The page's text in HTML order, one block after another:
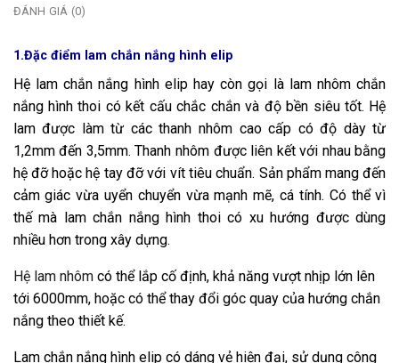
ĐÁNH GIÁ (0)
1.Đặc điểm lam chắn nắng hình elip
Hệ lam chắn nắng hình elip hay còn gọi là lam nhôm chắn
nắng hình thoi có kết cấu chắc chắn và độ bền siêu tốt. Hệ
lam được làm từ các thanh nhôm cao cấp có độ dày từ
1,2mm đến 3,5mm. Thanh nhôm được liên kết với nhau bằng
hệ đỡ hoặc hệ tay đỡ với vít tiêu chuẩn. Sản phẩm mang đến
cảm giác vừa uyển chuyển vừa mạnh mẽ, cá tính. Có thể vì
thế mà lam chắn nắng hình thoi có xu hướng được dùng
nhiều hơn trong xây dựng.
Hệ lam nhômcó thể lắp cố định, khả năng vượt nhịp lớn lên
tới 6000mm, hoặc có thể thay đổi góc quay của hướng chắn
nắng theo thiết kế.
Lam chắn nắng hình elip có dáng vẻ hiện đại, sử dụng công